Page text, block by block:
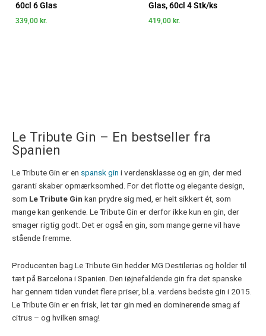
60cl 6 Glas
339,00 kr.
Glas, 60cl 4 Stk/ks
419,00 kr.
Le Tribute Gin – En bestseller fra
Spanien
Le Tribute Gin er en spansk gin i verdensklasse og en gin, der med
garanti skaber opmærksomhed. For det flotte og elegante design,
som Le Tribute Gin kan prydre sig med, er helt sikkert ét, som
mange kan genkende. Le Tribute Gin er derfor ikke kun en gin, der
smager rigtig godt. Det er også en gin, som mange gerne vil have
stående fremme.
Producenten bag Le Tribute Gin hedder MG Destilerias og holder til
tæt på Barcelona i Spanien. Den iøjnefaldende gin fra det spanske
har gennem tiden vundet flere priser, bl.a. verdens bedste gin i 2015.
Le Tribute Gin er en frisk, let tør gin med en dominerende smag af
citrus – og hvilken smag!